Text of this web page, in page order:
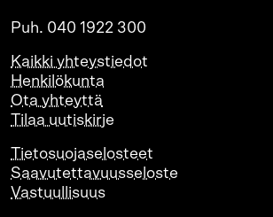
Puh. 040 1922 300
Kaikki yhteystiedot
Henkilökunta
Ota yhteyttä
Tilaa uutiskirje
Tietosuojaselosteet
Saavutettavuusseloste
Vastuullisuus